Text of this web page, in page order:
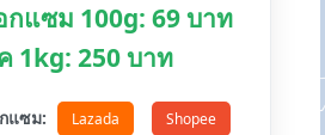
กแซม 100g: 69 บาท
1kg: 250 บาท
แซม: Lazada Shopee